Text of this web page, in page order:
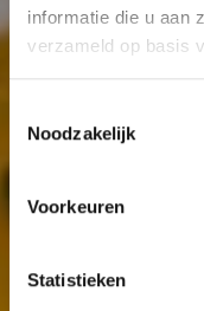
informatie die u aan
verzameld op basis
Noodzakelijk
Voorkeuren
Statistieken